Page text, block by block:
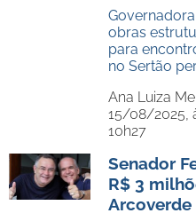
obras
para
no Sertão
Ana Luiza
15/08/2025,
10h27
Senador
R$ 3
Arcoverde